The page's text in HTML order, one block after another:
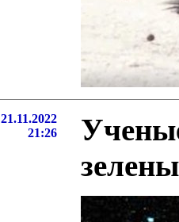
21.11.2022
21:26